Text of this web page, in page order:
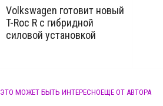
Volkswagen готовит новый
T-Roc R с гибридной
силовой установкой
ЭТО МОЖЕТ БЫТЬ ИНТЕРЕСНОЕЩЕ ОТ АВТОРА